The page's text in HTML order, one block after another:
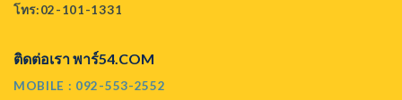
โทร:02-101-1331
ติดต่อเรา พาร์54.COM
MOBILE : 092-553-2552